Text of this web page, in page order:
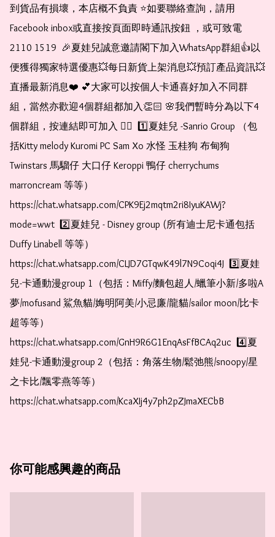
到貨品有損壞，本店概不負責 ⭐️如要聯絡查詢，請用
Facebook inbox或直接按頁面即時通訊按鈕 ，或可致電
2110 1519  🎉夏娃兒誠意邀請閣下加入WhatsApp群組👍以
便獲得獨家特選優惠💥每日新貨上架消息💥預訂產品資訊💥
直播最新消息❤️ 💕大家可以按個人卡通喜好加入不同群
組，當然亦歡迎4個群組都加入👏🏻 🌸我們暫時分為以下4
個群組，按連結即可加入 👇🏻  1️⃣夏娃兒 -Sanrio Group （包
括Kitty melody Kuromi PC Sam Xo 水怪 玉桂狗 布甸狗
Twinstars 馬騮仔 大口仔 Keroppi 鴨仔 cherrychums
marroncream 等等）
https://chat.whatsapp.com/CPK9Ej2mqtm2ri8IyuKAWj?
mode=wwt  2️⃣夏娃兒 - Disney group (所有迪士尼卡通包括
Duffy Linabell 等等）
https://chat.whatsapp.com/CLJD7GTqwK49l7N9Coqi4J  3️⃣夏娃
兒-卡通動漫group 1（包括：Miffy/麵包超人/蠟筆小新/多啦A
夢/mofusand 鯊魚貓/娒明阿美/小忌廉/龍貓/sailor moon/比卡
超等等）
https://chat.whatsapp.com/GnH9R6G1EnqAsFfBCAq2uc  4️⃣夏
娃兒-卡通動漫group 2（包括：角落生物/鬆弛熊/snoopy/星
之卡比/飄零燕等等）
https://chat.whatsapp.com/KcaXIj4y7ph2pZJmaXECbB
你可能感興趣的商品